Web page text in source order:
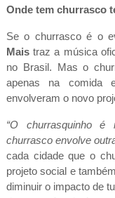
Onde tem churrasco
Se o churrasco é o
Maistraz a música
no Brasil. Mas o
apenas na comida
envolveram o novo
“O churrasquinho
churrasco envolve
cada cidade que o
projeto social e
diminuir o impacto de